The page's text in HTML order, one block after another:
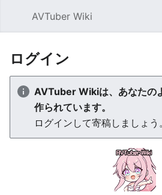
AVTuber Wiki
ログイン
AVTuber Wikiは、あなたの
作られています。
ログインして寄稿しましょう。